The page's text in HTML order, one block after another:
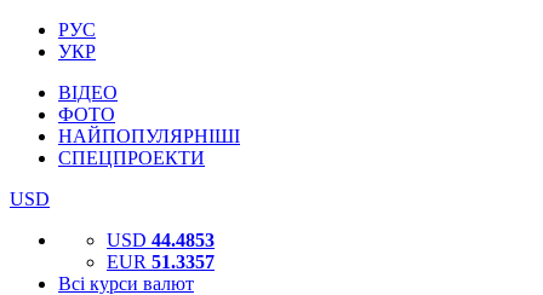
РУС
УКР
ВІДЕО
ФОТО
НАЙПОПУЛЯРНІШІ
СПЕЦПРОЕКТИ
USD
USD 44.4853
EUR 51.3357
Всі курси валют